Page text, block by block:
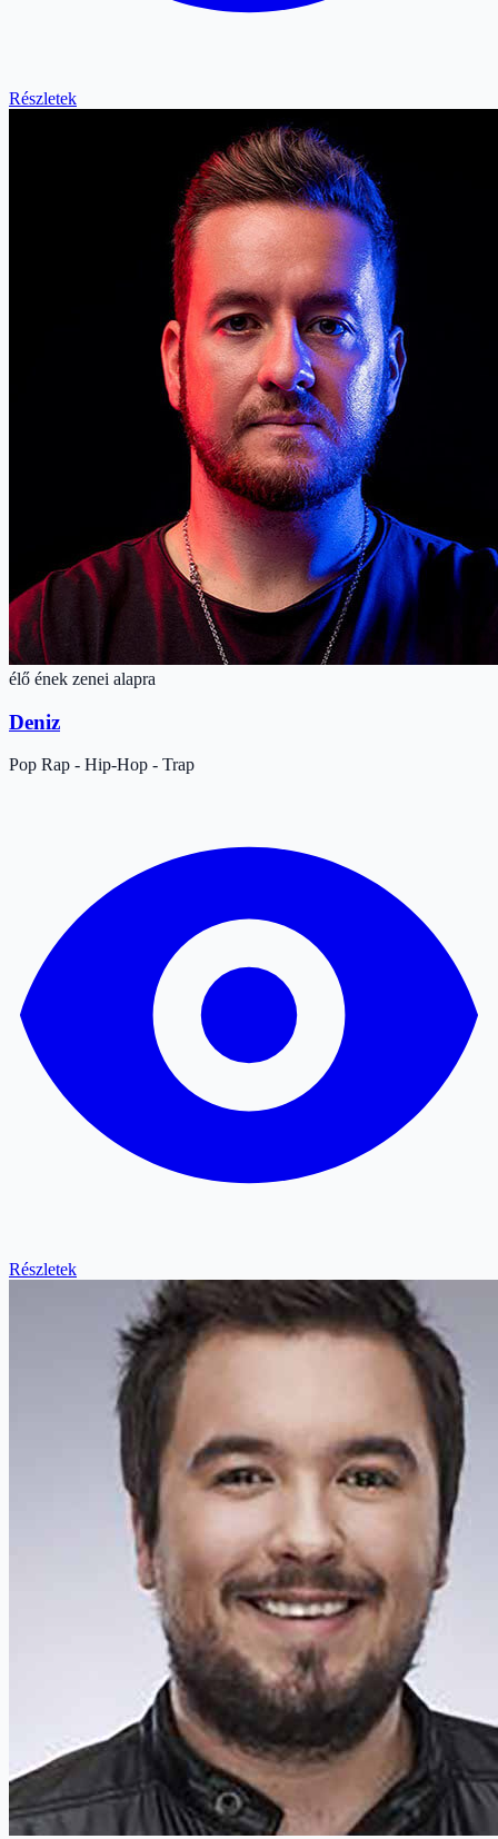
Részletek
élő ének zenei alapra
Deniz
Pop Rap - Hip-Hop - Trap
Részletek